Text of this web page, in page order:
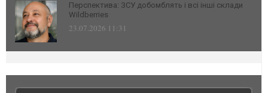
Перспектива: ЗСУ добомблять і всі інші склади
Wildberries
23.07.2026 11:31